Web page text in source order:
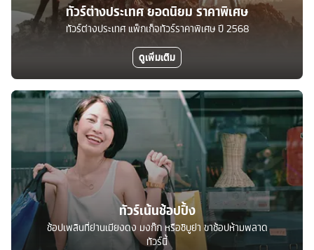
ทัวร์ต่างประเทศ ยอดนิยม ราคาพิเศษ
ทัวร์ต่างประเทศ แพ็กเก็จทัวร์ราคาพิเศษ ปี 2568
ดูเพิ่มเติม
ทัวร์เน้นช้อปปิ้ง
ช้อปเพลินที่ย่านเมียงดง มงก๊ก หรือชิบูย่า ขาช้อปห้ามพลาด
ทัวร์นี้